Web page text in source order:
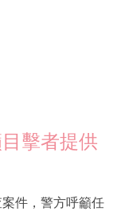
擊者提供
件，警方呼籲任